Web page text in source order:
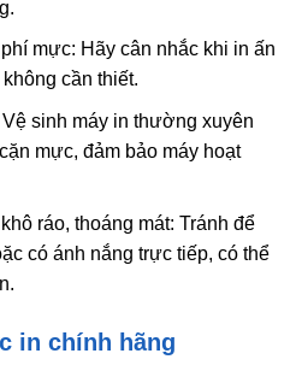
mực: Hãy cân nhắc khi in ấn
cần thiết.
sinh máy in thường xuyên
mực, đảm bảo máy hoạt
ráo, thoáng mát: Tránh để
có ánh nắng trực tiếp, có thể
in chính hãng